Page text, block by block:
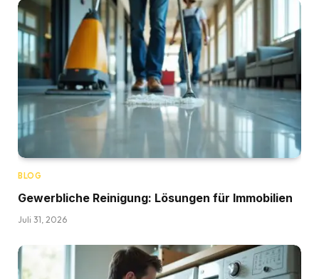
BLOG
Gewerbliche Reinigung: Lösungen für Immobilien
Juli 31, 2026